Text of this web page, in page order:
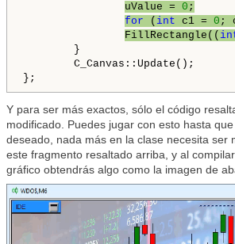
uValue = 0 ;
for ( int c1 = 0 ;
FillRectangle((
}
C_Canvas::Update();
};
Y para ser más exactos, sólo el código
modificado. Puedes jugar con esto hasta
deseado, nada más en la clase necesita ser
este fragmento resaltado arriba, y al
gráfico obtendrás algo como la imagen de